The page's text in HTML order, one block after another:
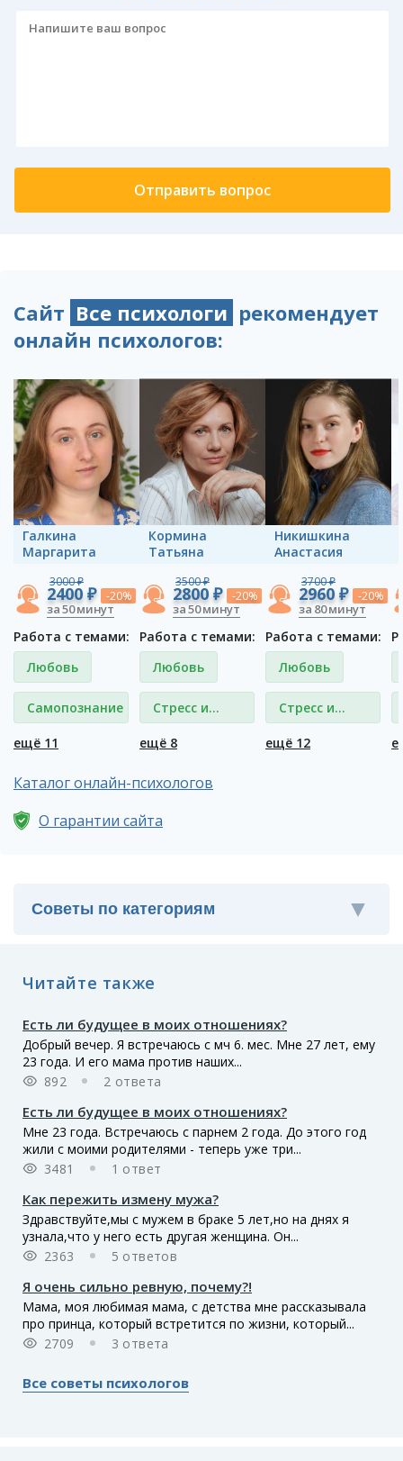
Сайт Все психологи рекомендует
онлайн психологов:
Галкина
Маргарита
3000 ₽
2400 ₽ -20%
за 50 минут
Работа с темами:
Любовь
Самопознание
ещё 11
Кормина
Татьяна
3500 ₽
2800 ₽ -20%
за 50 минут
Работа с темами:
Любовь
Стресс и
депрессия
ещё 8
Никишкина
Анастасия
3700 ₽
2960 ₽ -20%
за 80 минут
Работа с темами:
Любовь
Стресс и
депрессия
ещё 12
Каталог онлайн-психологов
О гарантии сайта
Читайте также
Есть ли будущее в моих отношениях?
Добрый вечер. Я встречаюсь с мч 6. мес. Мне 27 лет, ему
23 года. И его мама против наших...
892
2 ответа
Есть ли будущее в моих отношениях?
Мне 23 года. Встречаюсь с парнем 2 года. До этого год
жили с моими родителями - теперь уже три...
3481
1 ответ
Как пережить измену мужа?
Здравствуйте,мы с мужем в браке 5 лет,но на днях я
узнала,что у него есть другая женщина. Он...
2363
5 ответов
Я очень сильно ревную, почему?!
Мама, моя любимая мама, с детства мне рассказывала
про принца, который встретится по жизни, который...
2709
3 ответа
Все советы психологов